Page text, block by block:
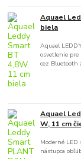
Aquael
biela
Aquael
osvetlenie pre
cez Bluetooth
Aquael
W, 11 cm
Moderné
nástupca